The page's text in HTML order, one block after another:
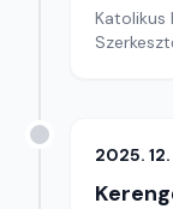
Katolikus
2025.